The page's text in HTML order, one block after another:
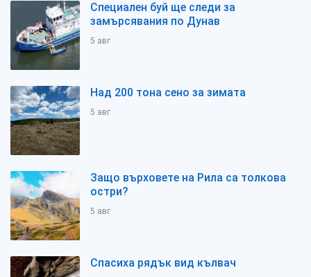
Специален буй ще следи за
замърсявания по Дунав
5 авг
Над 200 тона сено за зимата
5 авг
Защо върховете на Рила са толкова
остри?
5 авг
Спасиха рядък вид кълвач